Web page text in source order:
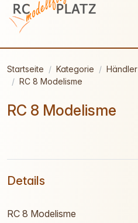
Startseite Kategorie Händler
RC 8 Modelisme
RC 8 Modelisme
Details
RC 8 Modelisme